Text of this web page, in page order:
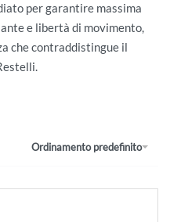
per garantire massima
e libertà di movimento,
che contraddistingue il
Ordinamento predefinito